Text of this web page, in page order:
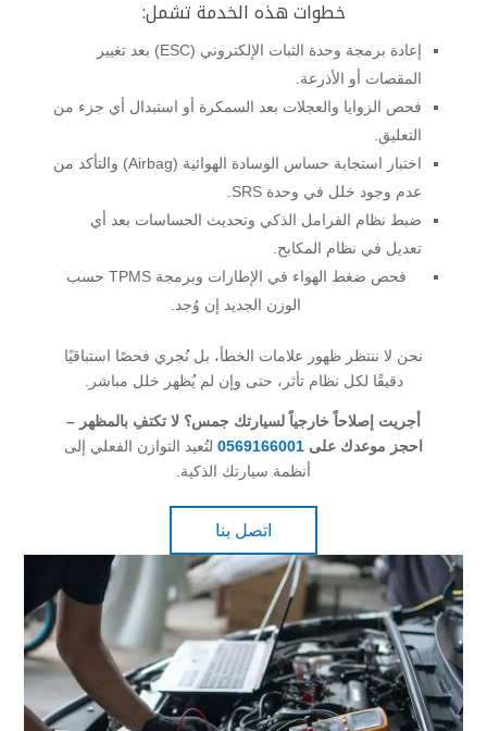
خطوات هذه الخدمة تشمل:
إعادة برمجة وحدة الثبات الإلكتروني (ESC) بعد تغيير
المقصات أو الأذرعة.
فحص الزوايا والعجلات بعد السمكرة أو استبدال أي جزء من
التعليق.
اختبار استجابة حساس الوسادة الهوائية (Airbag) والتأكد من
عدم وجود خلل في وحدة SRS.
ضبط نظام الفرامل الذكي وتحديث الحساسات بعد أي
تعديل في نظام المكابح.
فحص ضغط الهواء في الإطارات وبرمجة TPMS حسب
الوزن الجديد إن وُجد.
نحن لا ننتظر ظهور علامات الخطأ، بل نُجري فحصًا استباقيًا
دقيقًا لكل نظام تأثر، حتى وإن لم يُظهر خلل مباشر.
أجريت إصلاحاً خارجياً لسيارتك جمس؟ لا تكتفِ بالمظهر –
احجز موعدك على 0569166001 لتُعيد التوازن الفعلي إلى
أنظمة سيارتك الذكية.
اتصل بنا